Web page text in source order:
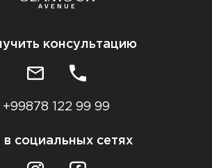
консультацию
+99878 122 99 99
социальных сетях